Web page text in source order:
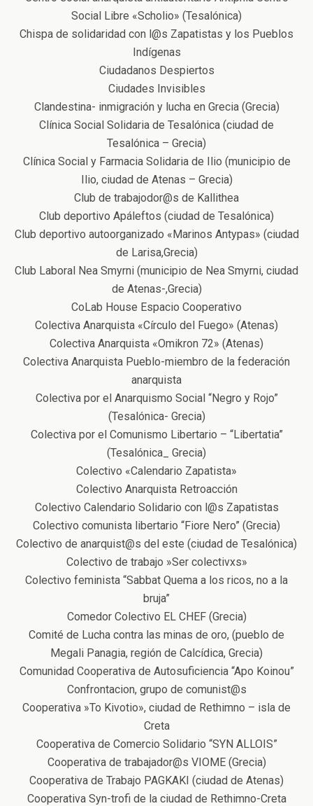
Social Libre «Scholio» (Tesalónica)
Chispa de solidaridad con l@s Zapatistas y los Pueblos
Indígenas
Ciudadanos Despiertos
Ciudades Invisibles
Clandestina- inmigración y lucha en Grecia (Grecia)
Clínica Social Solidaria de Tesalónica (ciudad de
Tesalónica – Grecia)
Clínica Social y Farmacia Solidaria de Ilio (municipio de
Ilio, ciudad de Atenas – Grecia)
Club de trabajodor@s de Kallithea
Club deportivo Apáleftos (ciudad de Tesalónica)
Club deportivo autoorganizado «Marinos Antypas» (ciudad
de Larisa,Grecia)
Club Laboral Nea Smyrni (municipio de Nea Smyrni, ciudad
de Atenas-,Grecia)
CoLab House Espacio Cooperativo
Colectiva Anarquista «Círculo del Fuego» (Atenas)
Colectiva Anarquista «Omikron 72» (Atenas)
Colectiva Anarquista Pueblo-miembro de la federación
anarquista
Colectiva por el Anarquismo Social “Negro y Rojo”
(Tesalónica- Grecia)
Colectiva por el Comunismo Libertario – “Libertatia”
(Tesalónica_ Grecia)
Colectivo «Calendario Zapatista»
Colectivo Anarquista Retroacción
Colectivo Calendario Solidario con l@s Zapatistas
Colectivo comunista libertario “Fiore Nero” (Grecia)
Colectivo de anarquist@s del este (ciudad de Tesalónica)
Colectivo de trabajo »Ser colectivxs»
Colectivo feminista “Sabbat Quema a los ricos, no a la
bruja”
Comedor Colectivo EL CHEF (Grecia)
Comité de Lucha contra las minas de oro, (pueblo de
Megali Panagia, región de Calcídica, Grecia)
Comunidad Cooperativa de Autosuficiencia “Apo Koinou”
Confrontacion, grupo de comunist@s
Cooperativa »To Kivotio», ciudad de Rethimno – isla de
Creta
Cooperativa de Comercio Solidario “SYN ALLOIS”
Cooperativa de trabajador@s VIOME (Grecia)
Cooperativa de Trabajo PAGKAKI (ciudad de Atenas)
Cooperativa Syn-trofi de la ciudad de Rethimno-Creta